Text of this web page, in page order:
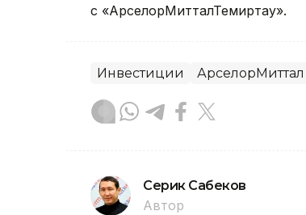
с «АрселорМитталТемиртау».
Инвестиции АрселорМиттал
Серик Сабеков
Автор